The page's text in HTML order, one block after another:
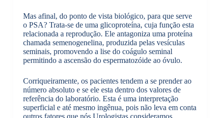
Mas afinal, do ponto de vista biológico, para que serve
o PSA? Trata-se de uma glicoproteína, cuja função esta
relacionada a reprodução. Ele antagoniza uma proteína
chamada semenogenelina, produzida pelas vesículas
seminais, promovendo a lise do coágulo seminal
permitindo a ascensão do espermatozóide ao óvulo.
Corriqueiramente, os pacientes tendem a se prender ao
número absoluto e se ele esta dentro dos valores de
referência do laboratório. Esta é uma interpretação
superficial e até mesmo ingênua, pois não leva em conta
outros fatores que nós Urologistas consideramos